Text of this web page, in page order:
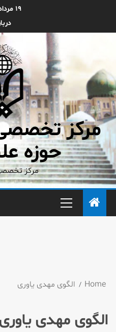
۱۹ مرداد ۱۴۰۵
مرکز
حوزه
مرکز
Home الگوی مهدی یاوری
الگوی مهدی یاوری